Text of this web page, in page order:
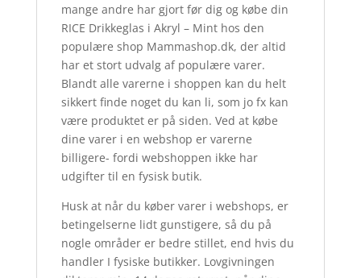
mange andre har gjort før dig og købe din
RICE Drikkeglas i Akryl – Mint hos den
populære shop Mammashop.dk, der altid
har et stort udvalg af populære varer.
Blandt alle varerne i shoppen kan du helt
sikkert finde noget du kan li, som jo fx kan
være produktet er på siden. Ved at købe
dine varer i en webshop er varerne
billigere- fordi webshoppen ikke har
udgifter til en fysisk butik.
Husk at når du køber varer i webshops, er
betingelserne lidt gunstigere, så du på
nogle områder er bedre stillet, end hvis du
handler I fysiske butikker. Lovgivningen